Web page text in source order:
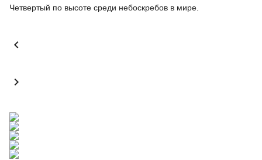
Четвертый по высоте среди небоскребов в мире.

